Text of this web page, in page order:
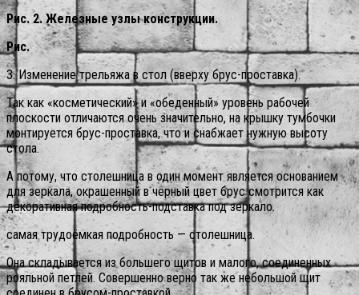
Рис. 2. Железные узлы конструкции.
Рис.
3. Изменение трельяжа в стол (вверху брус-проставка).
Так как «косметический» и «обеденный» уровень рабочей
плоскости отличаются очень значительно, на крышку тумбочки
монтируется брус-проставка, что и снабжает нужную высоту
стола.
А потому, что столешница в один момент является основанием
для зеркала, окрашенный в черный цвет брус смотрится как
декоративная подробность-подставка под зеркало.
самая трудоёмкая подробность — столешница.
Она складывается из большего щитов и малого, соединенных
рояльной петлей. Совершенно верно так же небольшой щит